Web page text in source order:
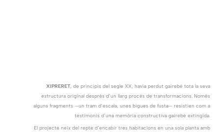
XIPRERET, de principis del segle XX, havia perdut gairebé tota la seva
estructura original després d’un llarg procés de transformacions. Només
alguns fragments —un tram d’escala, unes bigues de fusta— resistien com a
testimonis d’una memòria constructiva gairebé extingida.
El projecte neix del repte d’encabir tres habitacions en una sola planta amb